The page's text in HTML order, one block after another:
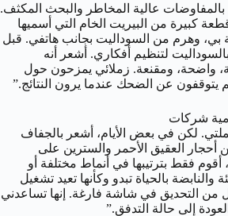
بالمفاوضات عالية المخاطر والبحث المكثف.
كبيرة من البيريت الخام التي أسميها
وهرم من السوداليت بجانب هاتفي. قبل
لتنظيم أفكاري. أشعر أنه
واضحة، ومقنعة. زملائي يمزحون حول
يتوقفون عن الضحك عندما يرون النتائج.”
شركات
لكن في بعض الأيام، أشعر بالجفاف
أحجار العقيق الأحمر والسترين على
أقوم فقط بترتيبها في أنماط مختلفة أو
والنابضة بالحياة تبدو وكأنها تعيد تشغيل
من التحديق في شاشة فارغة. إنها تساعدني
إلى حالة التدفق.”